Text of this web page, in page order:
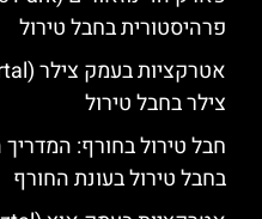
פרהיסטורית בחבל טירול
צילר בחבל טירול
חבל טירול בחורף:
בחבל טירול בעונת החורף